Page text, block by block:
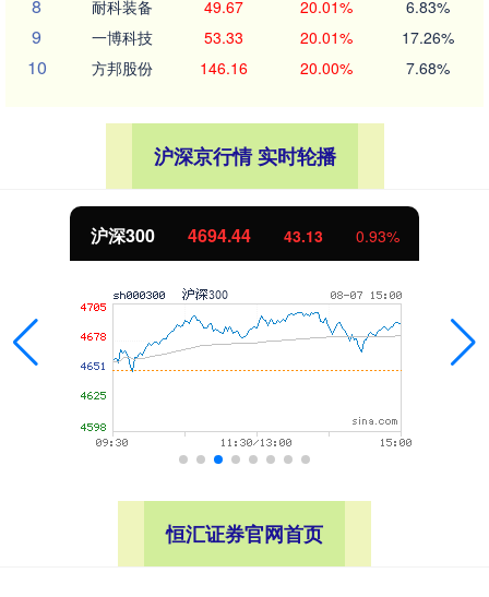
8 耐科装备 49.67 20.01% 6.83%
9 一博科技 53.33 20.01% 17.26%
10 方邦股份 146.16 20.00% 7.68%
沪深京行情 实时轮播
沪深300 4694.44 43.13 0.93%
恒汇证券官网首页